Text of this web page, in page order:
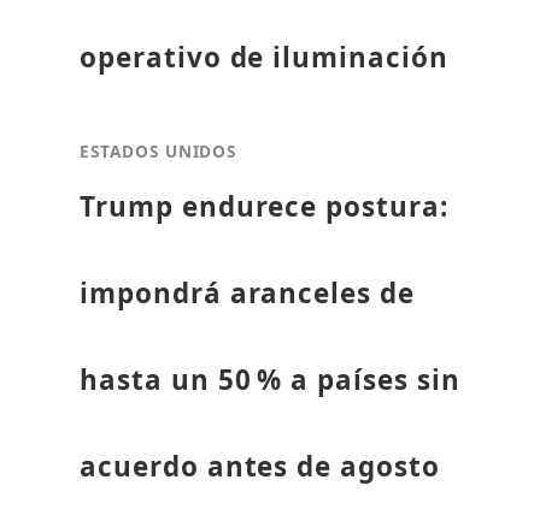
operativo de iluminación
ESTADOS UNIDOS
Trump endurece postura:
impondrá aranceles de
hasta un 50 % a países sin
acuerdo antes de agosto